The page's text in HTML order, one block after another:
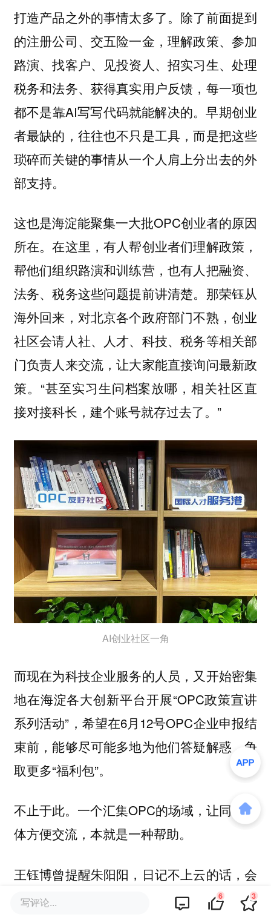
打造产品之外的事情太多了。除了前面提到
的注册公司、交五险一金，理解政策、参加
路演、找客户、见投资人、招实习生、处理
税务和法务、获得真实用户反馈，每一项也
都不是靠AI写写代码就能解决的。早期创业
者最缺的，往往也不只是工具，而是把这些
琐碎而关键的事情从一个人肩上分出去的外
部支持。
这也是海淀能聚集一大批OPC创业者的原因
所在。在这里，有人帮创业者们理解政策，
帮他们组织路演和训练营，也有人把融资、
法务、税务这些问题提前讲清楚。那荣钰从
海外回来，对北京各个政府部门不熟，创业
社区会请人社、人才、科技、税务等相关部
门负责人来交流，让大家能直接询问最新政
策。“甚至实习生问档案放哪，相关社区直
接对接科长，建个账号就存过去了。”
AI创业社区一角
而现在为科技企业服务的人员，又开始密集
地在海淀各大创新平台开展“OPC政策宣讲
系列活动”，希望在6月12号OPC企业申报结
束前，能够尽可能多地为他们答疑解惑，争
取更多“福利包”。
不止于此。一个汇集OPC的场域，让同类群
体方便交流，本就是一种帮助。
王钰博曾提醒朱阳阳，日记不上云的话，会
让用户担心丢失，该有个草稿箱功能。朱阳
写评论... 6 3